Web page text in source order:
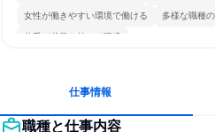
女性が働きやすい環境で働ける 多様な職種
若手が裁量を持てる環境
仕事情報
職種と仕事内容